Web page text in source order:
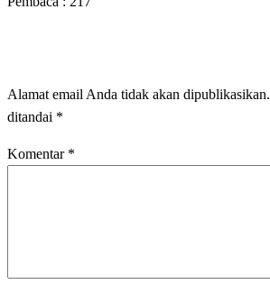
Alamat email Anda tidak akan dipublikasikan.
ditandai *
Komentar *